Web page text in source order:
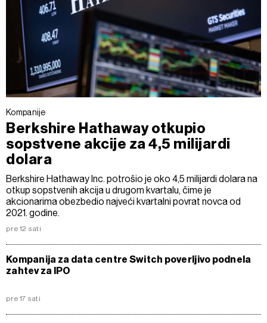
Kompanije
Berkshire Hathaway otkupio
sopstvene akcije za 4,5 milijardi
dolara
Berkshire Hathaway Inc. potrošio je oko 4,5 milijardi dolara na
otkup sopstvenih akcija u drugom kvartalu, čime je
akcionarima obezbedio najveći kvartalni povrat novca od
2021. godine.
pre 12 sati
Kompanija za data centre Switch poverljivo podnela
zahtev za IPO
pre 17 sati